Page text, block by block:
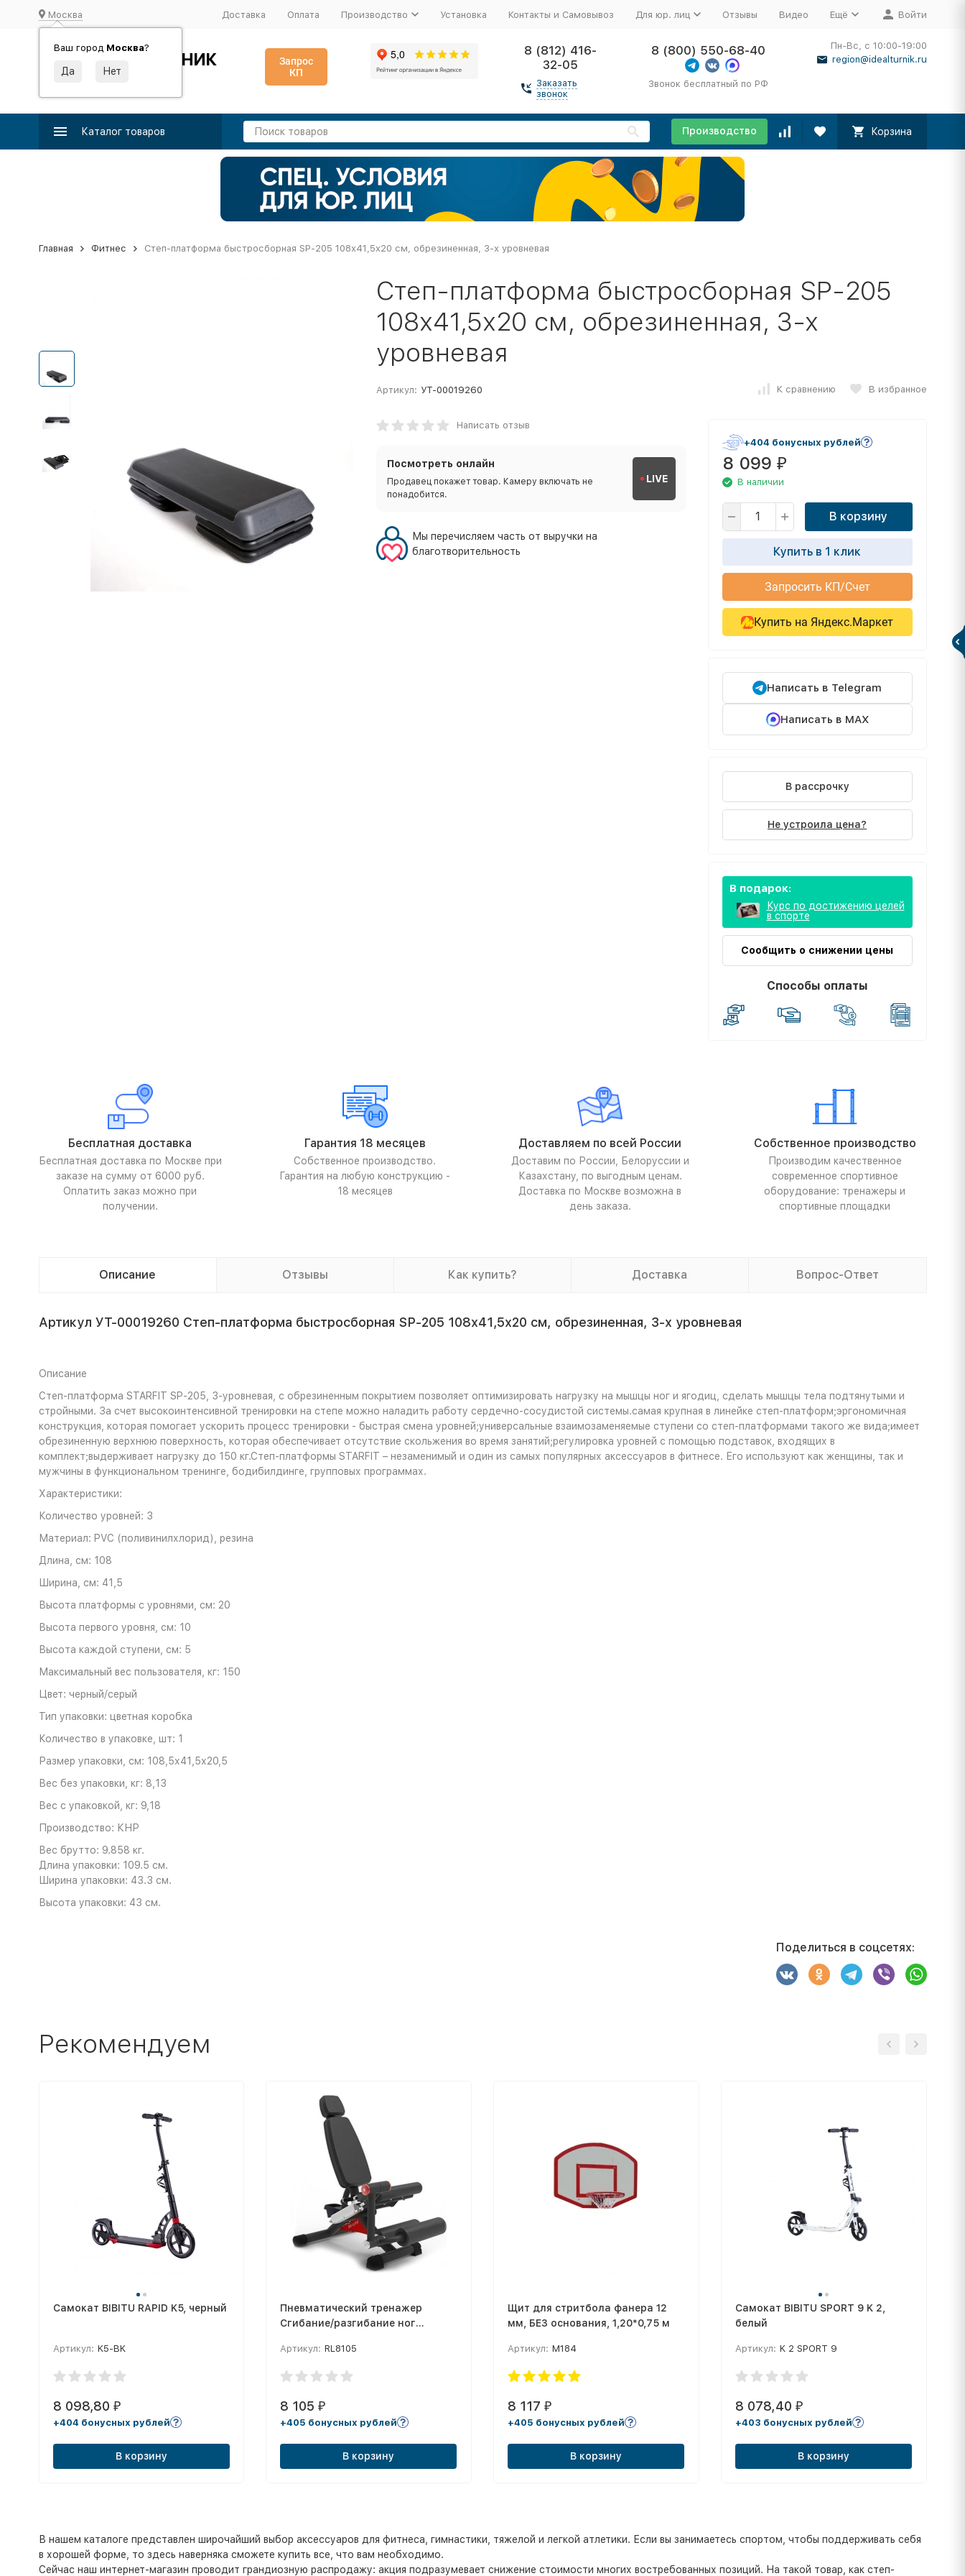
Москва
Ваш город Москва?
Доставка Оплата Производство Установка Контакты и Самовывоз Для юр. лиц Отзывы Видео Ещё Войти
ИДЕАЛЬНЫЙ ТУРНИК
Производство и поставка спортивного оборудования
Запрос
КП
8 (812) 416-
32-05
Заказать
звонок
8 (800) 550-68-40
Звонок бесплатный по РФ
Пн-Вс, с 10:00-19:00
region@idealturnik.ru
Каталог товаров Производство Корзина
Главная Фитнес Степ-платформа быстросборная SP-205 108х41,5х20 см, обрезиненная, 3-х уровневая
Степ-платформа быстросборная SP-205
108х41,5х20 см, обрезиненная, 3-х
уровневая
Артикул: УТ-00019260 К сравнению В избранное
Написать отзыв
Посмотреть онлайн
Продавец покажет товар. Камеру включать не
понадобится.
LIVE
Мы перечисляем часть от выручки на
благотворительность
+404 бонусных рублей
8 099 ₽
В наличии
В корзину
Купить в 1 клик
Запросить КП/Счет
Купить на Яндекс.Маркет
Написать в Telegram
Написать в MAX
В рассрочку
Не устроила цена?
В подарок:
Курс по достижению целей
в спорте
Сообщить о снижении цены
Способы оплаты
Бесплатная доставка
Бесплатная доставка по Москве при
заказе на сумму от 6000 руб.
Оплатить заказ можно при
получении.
Гарантия 18 месяцев
Собственное производство.
Гарантия на любую конструкцию -
18 месяцев
Доставляем по всей России
Доставим по России, Белоруссии и
Казахстану, по выгодным ценам.
Доставка по Москве возможна в
день заказа.
Собственное производство
Производим качественное
современное спортивное
оборудование: тренажеры и
спортивные площадки
Описание Отзывы Как купить? Доставка Вопрос-Ответ
Артикул УТ-00019260 Степ-платформа быстросборная SP-205 108х41,5х20 см, обрезиненная, 3-х уровневая
Описание
Степ-платформа STARFIT SP-205, 3-уровневая, с обрезиненным покрытием позволяет оптимизировать нагрузку на мышцы ног и ягодиц, сделать мышцы тела подтянутыми и
стройными. За счет высокоинтенсивной тренировки на степе можно наладить работу сердечно-сосудистой системы.самая крупная в линейке степ-платформ;эргономичная
конструкция, которая помогает ускорить процесс тренировки - быстрая смена уровней;универсальные взаимозаменяемые ступени со степ-платформами такого же вида;имеет
обрезиненную верхнюю поверхность, которая обеспечивает отсутствие скольжения во время занятий;регулировка уровней с помощью подставок, входящих в
комплект;выдерживает нагрузку до 150 кг.Степ-платформы STARFIT – незаменимый и один из самых популярных аксессуаров в фитнесе. Его используют как женщины, так и
мужчины в функциональном тренинге, бодибилдинге, групповых программах.
Характеристики:
Количество уровней: 3
Материал: PVC (поливинилхлорид), резина
Длина, см: 108
Ширина, см: 41,5
Высота платформы с уровнями, см: 20
Высота первого уровня, см: 10
Высота каждой ступени, см: 5
Максимальный вес пользователя, кг: 150
Цвет: черный/серый
Тип упаковки: цветная коробка
Количество в упаковке, шт: 1
Размер упаковки, см: 108,5х41,5х20,5
Вес без упаковки, кг: 8,13
Вес с упаковкой, кг: 9,18
Производство: КНР
Вес брутто: 9.858 кг.
Длина упаковки: 109.5 см.
Ширина упаковки: 43.3 см.
Высота упаковки: 43 см.
Поделиться в соцсетях:
Рекомендуем
Самокат BIBITU RAPID K5, черный
Артикул: K5-BK
8 098,80 ₽
+404 бонусных рублей
В корзину
Пневматический тренажер
Сгибание/разгибание ног
Артикул: RL8105
8 105₽
+405 бонусных рублей
В корзину
Щит для стритбола фанера 12
мм, БЕЗ основания, 1,20*0,75 м
Артикул: М184
8 117 ₽
+405 бонусных рублей
В корзину
Самокат BIBITU SPORT 9 K 2,
белый
Артикул: K 2 SPORT 9
8 078,40 ₽
+403 бонусных рублей
В корзину
В нашем каталоге представлен широчайший выбор аксессуаров для фитнеса, гимнастики, тяжелой и легкой атлетики. Если вы занимаетесь спортом, чтобы поддерживать себя
в хорошей форме, то здесь наверняка сможете купить все, что вам необходимо.
Сейчас наш интернет-магазин проводит грандиозную распродажу: акция подразумевает снижение стоимости многих востребованных позиций. На такой товар, как степ-